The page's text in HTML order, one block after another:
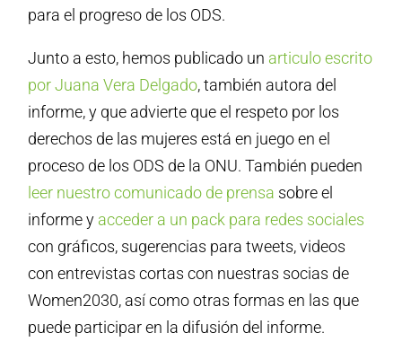
para el progreso de los ODS.
Junto a esto, hemos publicado un articulo escrito
por Juana Vera Delgado, también autora del
informe, y que advierte que el respeto por los
derechos de las mujeres está en juego en el
proceso de los ODS de la ONU. También pueden
leer nuestro comunicado de prensa sobre el
informe y acceder a un pack para redes sociales
con gráficos, sugerencias para tweets, videos
con entrevistas cortas con nuestras socias de
Women2030, así como otras formas en las que
puede participar en la difusión del informe.